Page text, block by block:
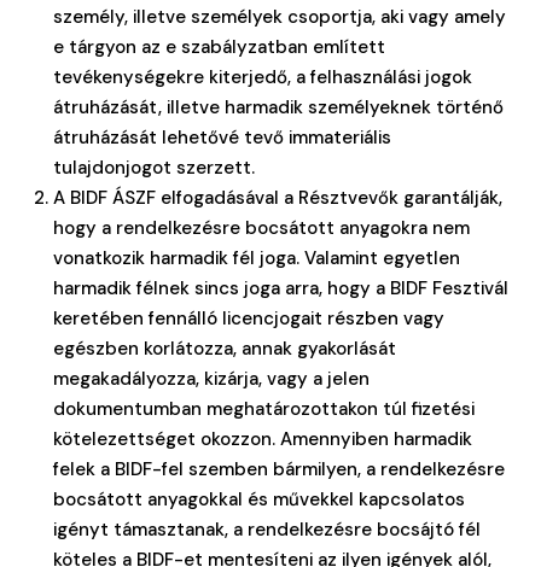
személy, illetve személyek csoportja, aki vagy amely
e tárgyon az e szabályzatban említett
tevékenységekre kiterjedő, a felhasználási jogok
átruházását, illetve harmadik személyeknek történő
átruházását lehetővé tevő immateriális
tulajdonjogot szerzett.
A BIDF ÁSZF elfogadásával a Résztvevők garantálják,
hogy a rendelkezésre bocsátott anyagokra nem
vonatkozik harmadik fél joga. Valamint egyetlen
harmadik félnek sincs joga arra, hogy a BIDF Fesztivál
keretében fennálló licencjogait részben vagy
egészben korlátozza, annak gyakorlását
megakadályozza, kizárja, vagy a jelen
dokumentumban meghatározottakon túl fizetési
kötelezettséget okozzon. Amennyiben harmadik
felek a BIDF-fel szemben bármilyen, a rendelkezésre
bocsátott anyagokkal és művekkel kapcsolatos
igényt támasztanak, a rendelkezésre bocsájtó fél
köteles a BIDF-et mentesíteni az ilyen igények alól,